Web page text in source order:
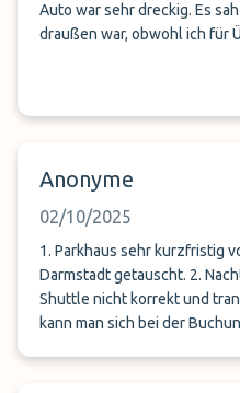
Auto war sehr dreckig. Es
draußen war, obwohl ich für
Anonyme
02/10/2025
1. Parkhaus sehr kurzfristig
Darmstadt getauscht. 2. Nachtzuschlag von je 20€ pro
Shuttle nicht korrekt und
kann man sich bei der